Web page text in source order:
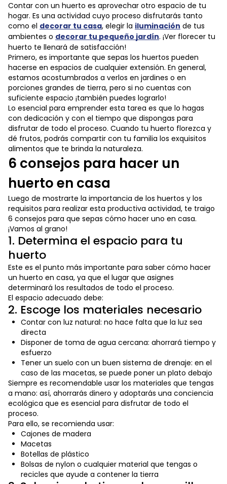
Contar con un huerto es aprovechar otro espacio de tu
hogar. Es una actividad cuyo proceso disfrutarás tanto
como el decorar tu casa, elegir la iluminación de tus
ambientes o decorar tu pequeño jardín. ¡Ver florecer tu
huerto te llenará de satisfacción!
Primero, es importante que sepas los huertos pueden
hacerse en espacios de cualquier extensión. En general,
estamos acostumbrados a verlos en jardines o en
porciones grandes de tierra, pero si no cuentas con
suficiente espacio ¡también puedes lograrlo!
Lo esencial para emprender esta tarea es que lo hagas
con dedicación y con el tiempo que dispongas para
disfrutar de todo el proceso. Cuando tu huerto florezca y
dé frutos, podrás compartir con tu familia los exquisitos
alimentos que te brinda la naturaleza.
6 consejos para hacer un
huerto en casa
Luego de mostrarte la importancia de los huertos y los
requisitos para realizar esta productiva actividad, te traigo
6 consejos para que sepas cómo hacer uno en casa.
¡Vamos al grano!
1. Determina el espacio para tu
huerto
Este es el punto más importante para saber cómo hacer
un huerto en casa, ya que el lugar que asignes
determinará los resultados de todo el proceso.
El espacio adecuado debe:
2. Escoge los materiales necesario
Contar con luz natural: no hace falta que la luz sea
directa
Disponer de toma de agua cercana: ahorrará tiempo y
esfuerzo
Tener un suelo con un buen sistema de drenaje: en el
caso de las macetas, se puede poner un plato debajo
Siempre es recomendable usar los materiales que tengas
a mano: así, ahorrarás dinero y adoptarás una conciencia
ecológica que es esencial para disfrutar de todo el
proceso.
Para ello, se recomienda usar:
Cajones de madera
Macetas
Botellas de plástico
Bolsas de nylon o cualquier material que tengas o
recicles que ayude a contener la tierra